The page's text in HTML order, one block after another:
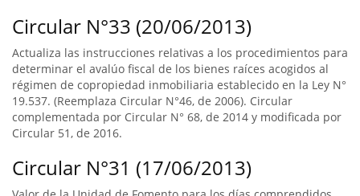
Circular N°33 (20/06/2013)
Actualiza las instrucciones relativas a los procedimientos para
determinar el avalúo fiscal de los bienes raíces acogidos al
régimen de copropiedad inmobiliaria establecido en la Ley N°
19.537. (Reemplaza Circular N°46, de 2006). Circular
complementada por Circular N° 68, de 2014 y modificada por
Circular 51, de 2016.
Circular N°31 (17/06/2013)